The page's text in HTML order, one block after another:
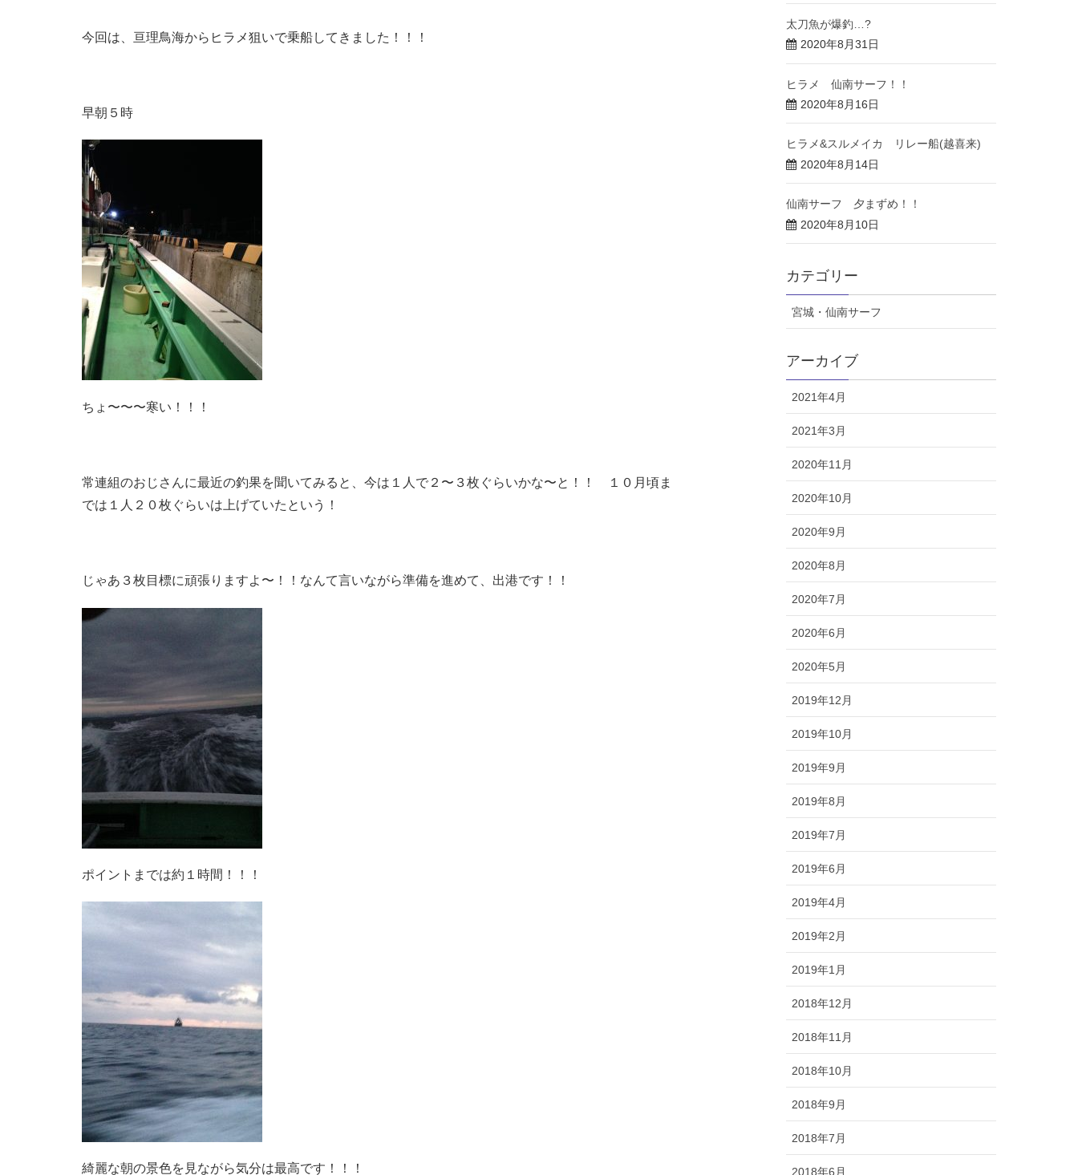
今回は、亘理鳥海からヒラメ狙いで乗船してきました！！！
早朝５時
ちょ〜〜〜寒い！！！
常連組のおじさんに最近の釣果を聞いてみると、今は１人で２〜３枚ぐらいかな〜と！！ １０月頃ま
では１人２０枚ぐらいは上げていたという！
じゃあ３枚目標に頑張りますよ〜！！なんて言いながら準備を進めて、出港です！！
ポイントまでは約１時間！！！
綺麗な朝の景色を見ながら気分は最高です！！！
太刀魚が爆釣…?
2020年8月31日
ヒラメ 仙南サーフ！！
2020年8月16日
ヒラメ&スルメイカ リレー船(越喜来)
2020年8月14日
仙南サーフ 夕まずめ！！
2020年8月10日
カテゴリー
宮城・仙南サーフ
アーカイブ
2021年4月
2021年3月
2020年11月
2020年10月
2020年9月
2020年8月
2020年7月
2020年6月
2020年5月
2019年12月
2019年10月
2019年9月
2019年8月
2019年7月
2019年6月
2019年4月
2019年2月
2019年1月
2018年12月
2018年11月
2018年10月
2018年9月
2018年7月
2018年6月